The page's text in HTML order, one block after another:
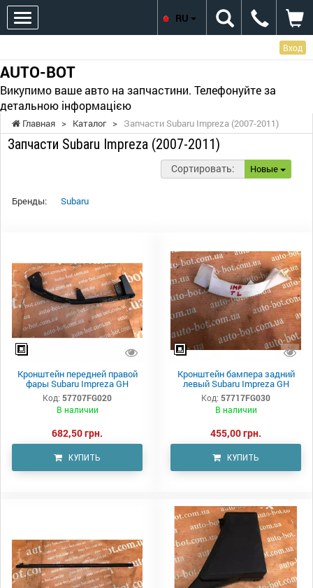
Вход
AUTO-BOT
Викупимо ваше авто на запчастини. Телефонуйте за
детальною інформацією
RU
Главная > Каталог > Запчасти Subaru Impreza (2007-2011)
Запчасти Subaru Impreza (2007-2011)
Сортировать: Новые
Бренды: Subaru
Кронштейн передней правой
фары Subaru Impreza GH
Код: 57707FG020
В наличии
682,50 грн.
КУПИТЬ
Кронштейн бампера задний
левый Subaru Impreza GH
Код: 57717FG030
В наличии
455,00 грн.
КУПИТЬ